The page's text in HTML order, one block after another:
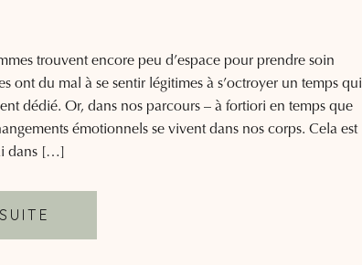
trouvent encore peu d’espace pour prendre soin
ont du mal à se sentir légitimes à s’octroyer un temps qui
dédié. Or, dans nos parcours – à fortiori en temps que
émotionnels se vivent dans nos corps. Cela est
dans […]